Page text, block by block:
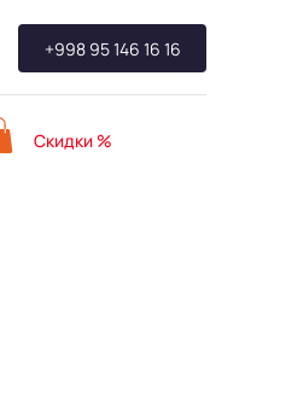
+998 95 146 16 16
Скидки %